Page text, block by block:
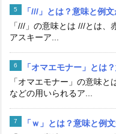
「///」とは？意味と例
「///」の意味とは ///とは
アスキーア...
「オマエモナー」とは
「オマエモナー」の意味
などの用いられるア...
「ｗ」とは？意味と例